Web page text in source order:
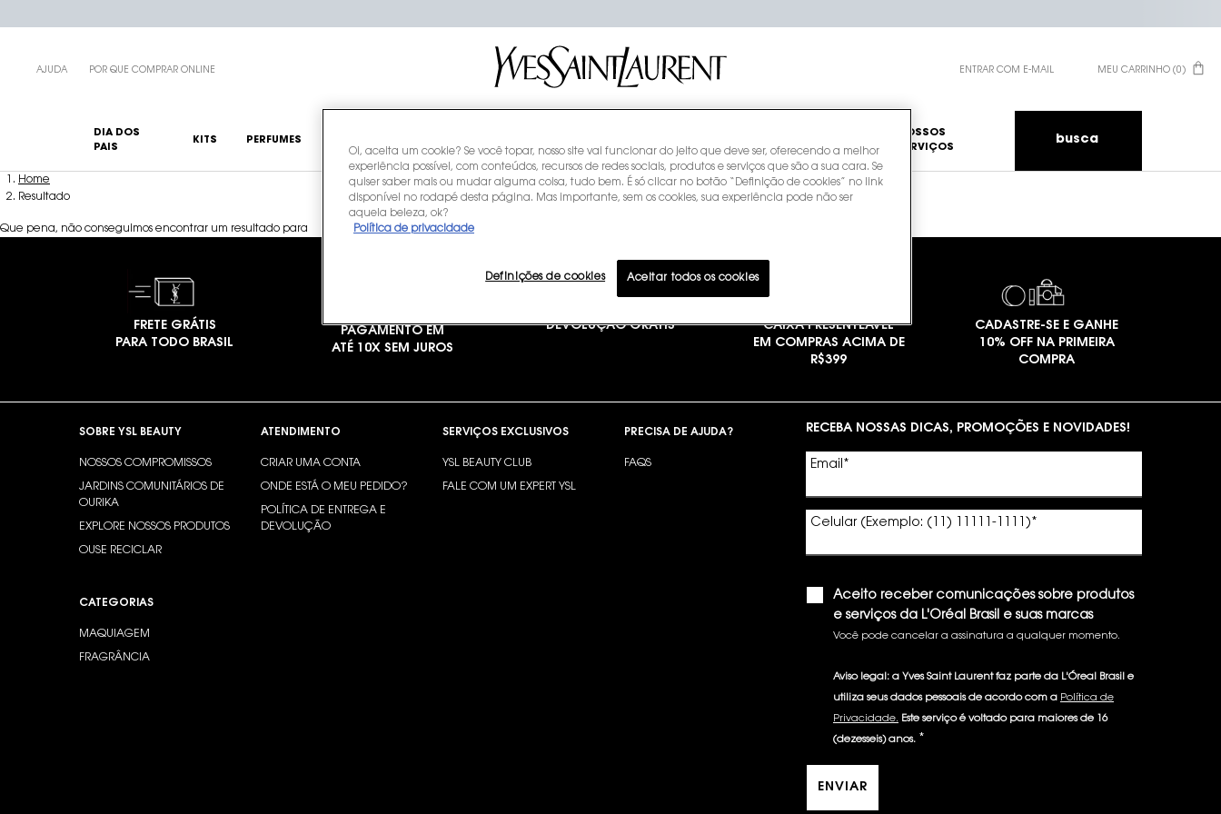
AJUDA POR QUE COMPRAR ONLINE ENTRAR COM E-MAIL MEU CARRINHO 0
0 PRODUCT IN CART
DIA DOS
PAIS
KITS PERFUMES
ÍCONES
COMPROMISSOS
CLUB
NOSSOS
SERVIÇOS
busca
Main content
Home
Resultado
Que pena, não conseguimos encontrar um resultado para
FRETE GRÁTIS
PARA TODO BRASIL
PAGAMENTO EM
ATÉ 10X SEM JUROS
DEVOLUÇÃO GRÁTIS
CAIXA PRESENTEÁVEL
EM COMPRAS ACIMA DE
R$399
CADASTRE-SE E GANHE
10% OFF NA PRIMEIRA
COMPRA
SOBRE YSL BEAUTY
NOSSOS COMPROMISSOS
JARDINS COMUNITÁRIOS DE
OURIKA
EXPLORE NOSSOS PRODUTOS
OUSE RECICLAR
ATENDIMENTO
CRIAR UMA CONTA
ONDE ESTÁ O MEU PEDIDO?
POLÍTICA DE ENTREGA E
DEVOLUÇÃO
SERVIÇOS EXCLUSIVOS
YSL BEAUTY CLUB
FALE COM UM EXPERT YSL
PRECISA DE AJUDA?
FAQS
CATEGORIAS
MAQUIAGEM
FRAGRÂNCIA
RECEBA NOSSAS DICAS, PROMOÇÕES E NOVIDADES!
Email *
Celular (Exemplo: (11) 11111-1111) *
Aceito receber comunicações sobre produtos
e serviços da L'Oréal Brasil e suas marcas
Você pode cancelar a assinatura a qualquer momento.​
Aviso legal: a Yves Saint Laurent faz parte da L'Óreal Brasil e
utiliza seus dados pessoais de acordo com a Política de
Privacidade. Este serviço é voltado para maiores de 16
(dezesseis) anos. *
ENVIAR
Oi, aceita um cookie? Se você topar, nosso site vai funcionar do jeito que deve ser, oferecendo a melhor
experiência possível, com conteúdos, recursos de redes sociais, produtos e serviços que são a sua cara. Se
quiser saber mais ou mudar alguma coisa, tudo bem. É só clicar no botão “Definição de cookies” no link
disponível no rodapé desta página. Mas importante, sem os cookies, sua experiência pode não ser
aquela beleza, ok?
Política de privacidade
Definições de cookies Aceitar todos os cookies